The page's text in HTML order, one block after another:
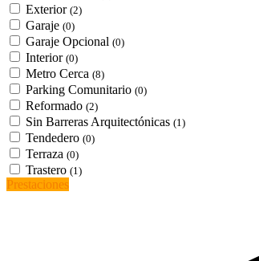
Exterior (2)
Garaje (0)
Garaje Opcional (0)
Interior (0)
Metro Cerca (8)
Parking Comunitario (0)
Reformado (2)
Sin Barreras Arquitectónicas (1)
Tendedero (0)
Terraza (0)
Trastero (1)
Prestaciones